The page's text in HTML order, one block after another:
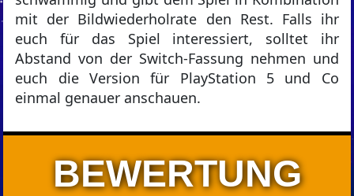
mit der Bildwiederholrate den Rest. Falls ihr
euch für das Spiel interessiert, solltet ihr
Abstand von der Switch-Fassung nehmen und
euch die Version für PlayStation 5 und Co
einmal genauer anschauen.
BEWERTUNG